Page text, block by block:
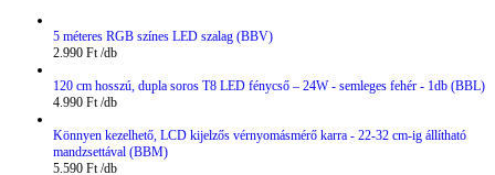
5 méteres RGB színes LED szalag (BBV)
2.990 Ft
120 cm hosszú, dupla soros T8 LED fénycső – 24W - semleges fehér - 1db (BBL)
4.990 Ft
Könnyen kezelhető, LCD kijelzős vérnyomásmérő karra - 22-32 cm-ig állítható
mandzsettával (BBM)
5.590 Ft